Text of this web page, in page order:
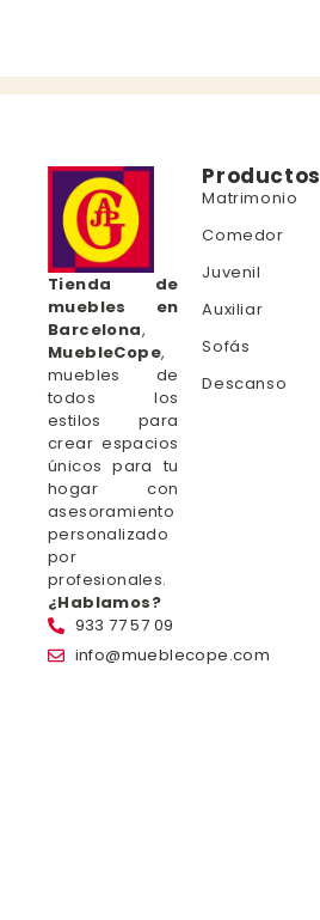
Tienda de
muebles en
Barcelona,
MuebleCope,
muebles de
todos los
estilos para
crear espacios
únicos para tu
hogar con
asesoramiento
personalizado
por
profesionales.
¿Hablamos?
933 77 57 09
info@mueblecope.com
Productos
Matrimonio
Comedor
Juvenil
Auxiliar
Sofás
Descanso